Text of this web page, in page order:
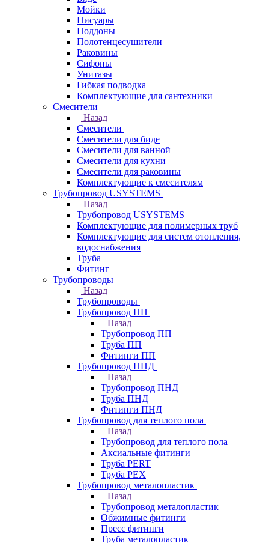
Мойки
Писуары
Поддоны
Полотенцесушители
Раковины
Сифоны
Унитазы
Гибкая подводка
Комплектующие для сантехники
Смесители
Назад
Смесители
Смесители для биде
Смесители для ванной
Смесители для кухни
Смесители для раковины
Комплектующие к смесителям
Трубопровод USYSTEMS
Назад
Трубопровод USYSTEMS
Комплектующие для полимерных труб
Комплектующие для систем отопления,
водоснабжения
Труба
Фитинг
Трубопроводы
Назад
Трубопроводы
Трубопровод ПП
Назад
Трубопровод ПП
Труба ПП
Фитинги ПП
Трубопровод ПНД
Назад
Трубопровод ПНД
Труба ПНД
Фитинги ПНД
Трубопровод для теплого пола
Назад
Трубопровод для теплого пола
Аксиальные фитинги
Труба PERT
Труба PEX
Трубопровод металопластик
Назад
Трубопровод металопластик
Обжимные фитинги
Пресс фитинги
Труба металопластик